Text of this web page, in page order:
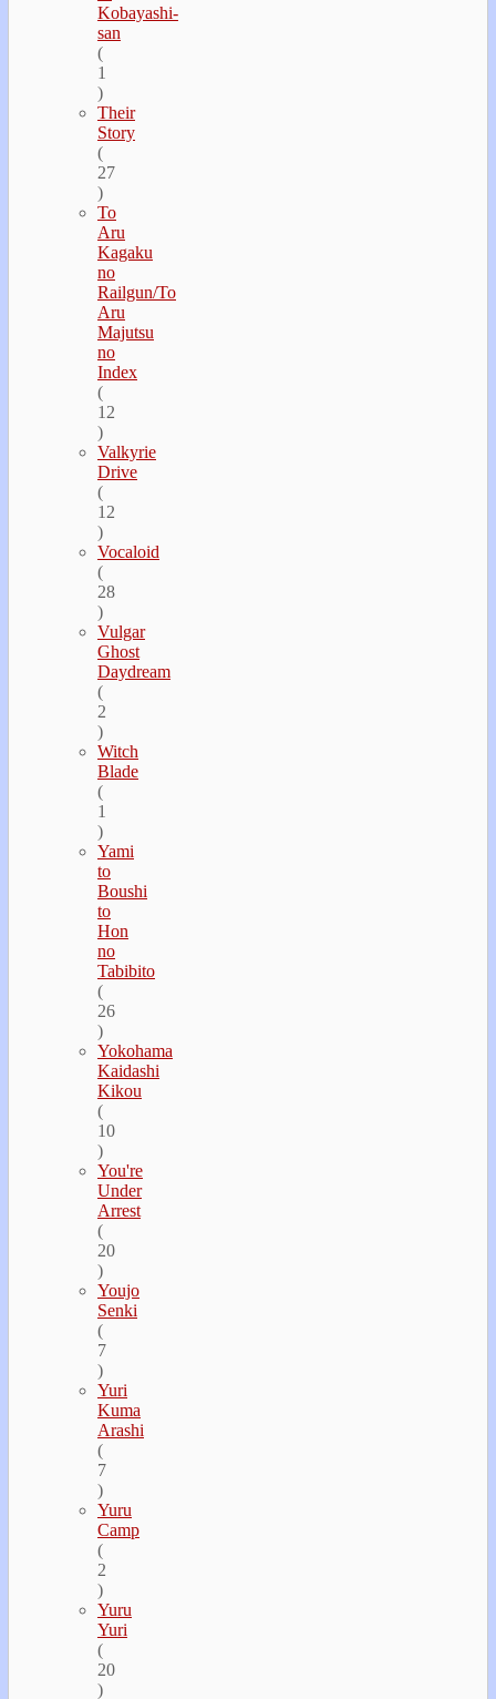
Kobayashi-
san
(
1
)
Their
Story
(
27
)
To
Aru
Kagaku
no
Railgun/To
Aru
Majutsu
no
Index
(
12
)
Valkyrie
Drive
(
12
)
Vocaloid
(
28
)
Vulgar
Ghost
Daydream
(
2
)
Witch
Blade
(
1
)
Yami
to
Boushi
to
Hon
no
Tabibito
(
26
)
Yokohama
Kaidashi
Kikou
(
10
)
You're
Under
Arrest
(
20
)
Youjo
Senki
(
7
)
Yuri
Kuma
Arashi
(
7
)
Yuru
Camp
(
2
)
Yuru
Yuri
(
20
)